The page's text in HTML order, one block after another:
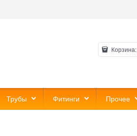
Корзина:
Трубы Фитинги Прочее